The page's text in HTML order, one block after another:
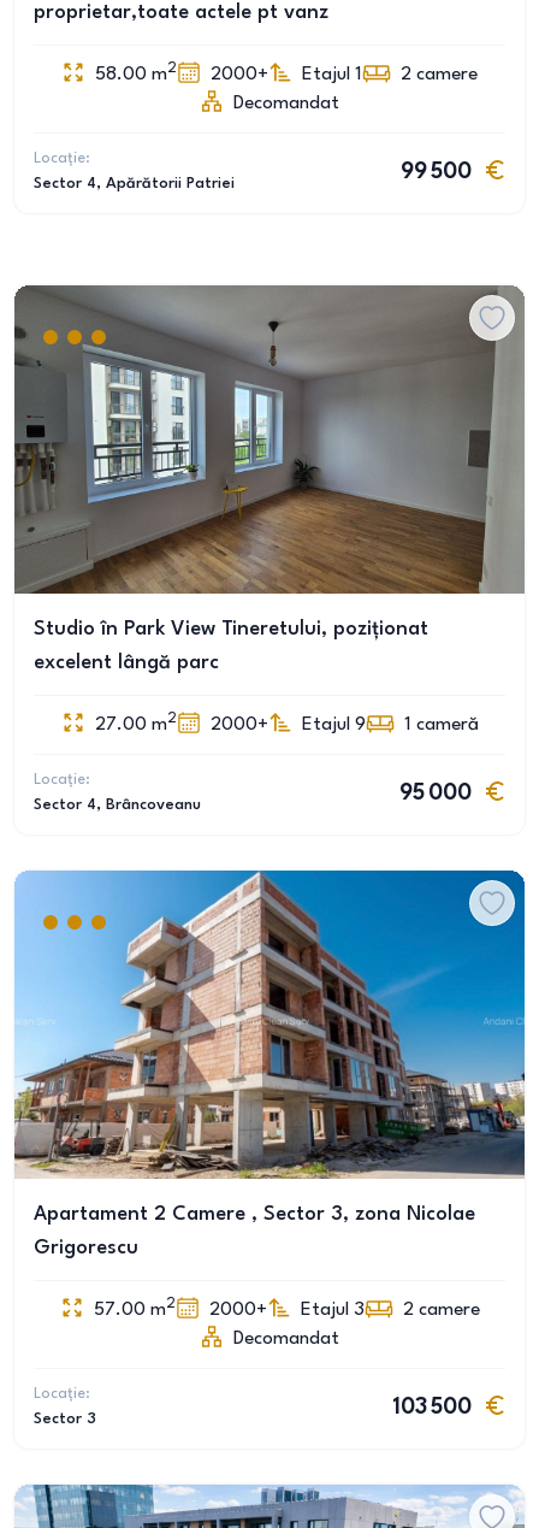
proprietar,toate actele pt vanz
58.00 m2 2000+ Etajul 1 2 camere
Decomandat
Locație:
Sector 4, Apărătorii Patriei
99 500
Studio în Park View Tineretului, poziționat
excelent lângă parc
27.00 m2 2000+ Etajul 9 1 cameră
Locație:
Sector 4, Brâncoveanu
95 000
Apartament 2 Camere , Sector 3, zona Nicolae
Grigorescu
57.00 m2 2000+ Etajul 3 2 camere
Decomandat
Locație:
Sector 3
103 500